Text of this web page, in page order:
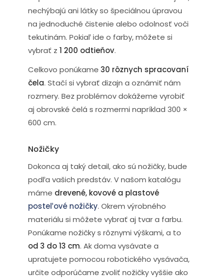
nechýbajú ani látky so špeciálnou úpravou
na jednoduché čistenie alebo odolnosť voči
tekutinám. Pokiaľ ide o farby, môžete si
vybrať z 1 200 odtieňov.
Celkovo ponúkame 30 rôznych spracovaní
čela. Stačí si vybrať dizajn a oznámiť nám
rozmery. Bez problémov dokážeme vyrobiť
aj obrovské čelá s rozmermi napríklad 300 ×
600 cm.
Nožičky
Dokonca aj taký detail, ako sú nožičky, bude
podľa vašich predstáv. V našom katalógu
máme drevené, kovové a plastové
posteľové nožičky. Okrem výrobného
materiálu si môžete vybrať aj tvar a farbu.
Ponúkame nožičky s rôznymi výškami, a to
od 3 do 13 cm. Ak doma vysávate a
upratujete pomocou robotického vysávača,
určite odporúčame zvoliť nožičky vyššie ako